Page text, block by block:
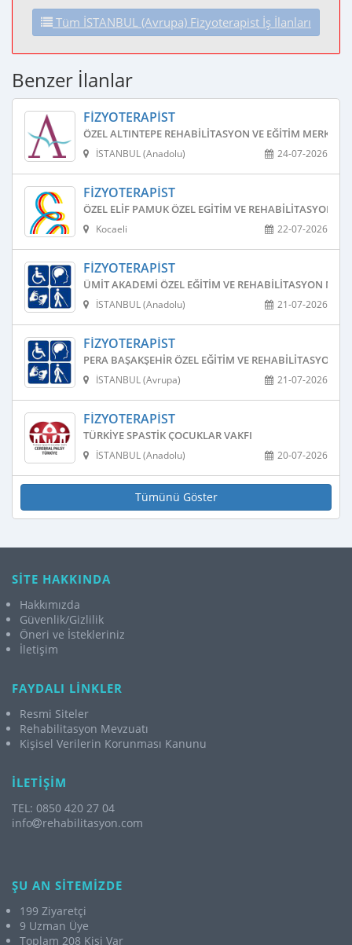
Tüm İSTANBUL (Avrupa) Fizyoterapist İş İlanları
Benzer İlanlar
FIZYOTERAPIST
ÖZEL ALTINTEPE REHABILITASYON VE EĞITIM MERKEZI
24-07-2026
İSTANBUL (Anadolu)
FIZYOTERAPIST
ÖZEL ELIF PAMUK ÖZEL EGITIM VE REHABILITASYON
22-07-2026
Kocaeli
FIZYOTERAPIST
ÜMIT AKADEMI ÖZEL EĞITIM VE REHABILITASYON
21-07-2026
İSTANBUL (Anadolu)
FIZYOTERAPIST
PERA BAŞAKŞEHIR ÖZEL EĞITIM VE REHABILITASYON
21-07-2026
İSTANBUL (Avrupa)
FIZYOTERAPIST
TÜRKIYE SPASTIK ÇOCUKLAR VAKFI
20-07-2026
İSTANBUL (Anadolu)
Tümünü Göster
SİTE HAKKINDA
Hakkımızda
Güvenlik/Gizlilik
Öneri ve İstekleriniz
İletişim
FAYDALI LİNKLER
Resmi Siteler
Rehabilitasyon Mevzuatı
Kişisel Verilerin Korunması Kanunu
İLETİŞİM
TEL: 0850 420 27 04
info
rehabilitasyon.com
ŞU AN SİTEMİZDE
199 Ziyaretçi
9 Uzman Üye
Toplam 208 Kişi Var